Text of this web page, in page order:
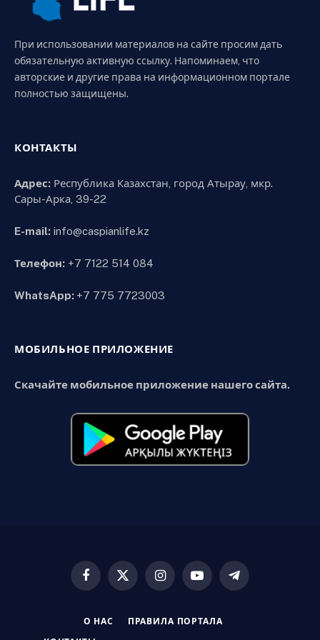
При использовании материалов на сайте просим дать
обязательную активную ссылку. Напоминаем, что
авторские и другие права на информационном портале
полностью защищены.
КОНТАКТЫ
Адрес: Республика Казахстан, город Атырау, мкр.
Сары-Арка, 39-22
E-mail: info@caspianlife.kz
Телефон: +7 7122 514 084
WhatsApp: +7 775 7723003
МОБИЛЬНОЕ ПРИЛОЖЕНИЕ
Скачайте мобильное приложение нашего сайта.
Facebook
X
InstagramYouTubeTelegram
О НАС ПРАВИЛА ПОРТАЛА